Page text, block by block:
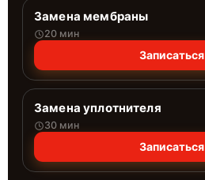
Замена мембраны
20 мин
Записаться
Замена уплотнителя
30 мин
Записаться